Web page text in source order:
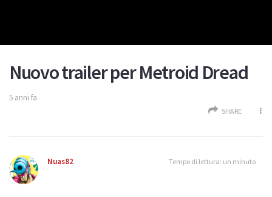
Nuovo trailer per Metroid Dread
5 anni fa
SHARE
Nuas82 Tempo di lettura: un minuto